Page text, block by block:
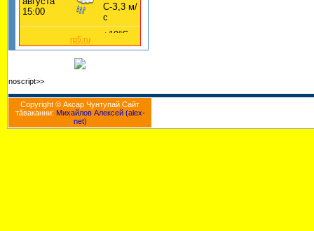
rp5.ru
noscript>>
Copyright © Аксар Чунтупай Cайт
тăваканни: Михайлов Алексей (alex-
net)